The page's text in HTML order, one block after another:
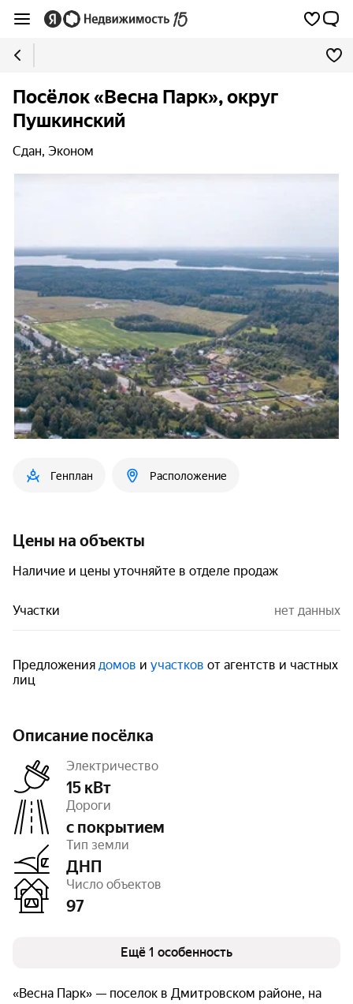
Посёлок «Весна Парк», округ
Пушкинский
Сдан, Эконом
Генплан Расположение
Цены на объекты
Наличие и цены уточняйте в отделе продаж
Участки нет данных
Предложения домов и участков от агентств и частных
лиц
Описание посёлка
Электричество
15 кВт
Дороги
с покрытием
Тип земли
ДНП
Число объектов
97
Очереди 1
Ещё 1 особенность
«Весна Парк» — поселок в Дмитровском районе, на